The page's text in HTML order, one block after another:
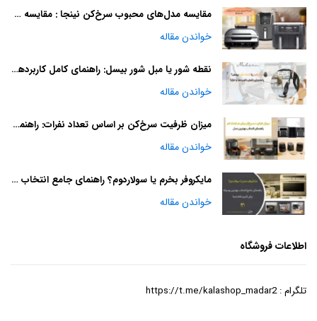
مقایسه مدل‌های محبوب سرخ‌کن نینجا : مقایسه و راهنمای خرید
خواندن مقاله
نقطه شور یا مبل شور بیسل: راهنمای کامل کاربردها و مزایا
خواندن مقاله
میزان ظرفیت سرخ‌کن بر اساس تعداد نفرات: راهنمای انتخاب بهترین مدل
خواندن مقاله
مایکروفر بخرم یا سولاردوم؟ راهنمای جامع انتخاب بهترین وسیله برای آشپزخانه شما
خواندن مقاله
اطلاعات فروشگاه
تلگرام : https://t.me/kalashop_madar2